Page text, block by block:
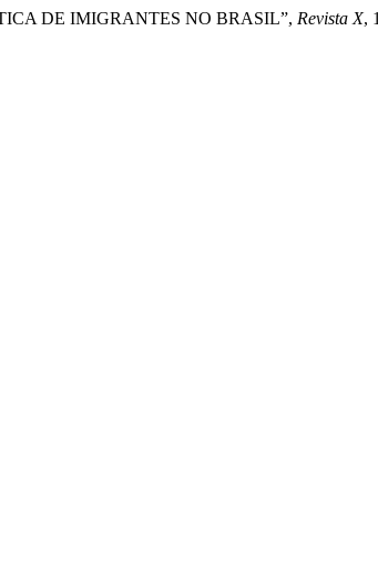
DE IMIGRANTES NO BRASIL”, Revista X,